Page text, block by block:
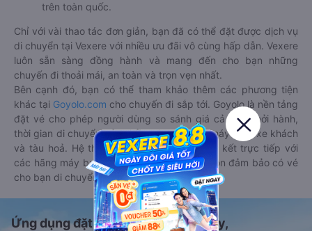
trên toàn quốc.
Chỉ với vài thao tác đơn giản, bạn đã có thể đặt được dịch vụ
di chuyển tại Vexere với nhiều ưu đãi vô cùng hấp dẫn. Vexere
luôn sẵn sàng đồng hành và mang đến cho bạn những
chuyến đi thoải mái, an toàn và trọn vẹn nhất.
Bên cạnh đó, bạn có thể tham khảo thêm các phương tiện
khác tại Goyolo.com cho chuyến đi sắp tới. Goyolo là nền tảng
đặt vé cho phép người dùng so sánh giá cả, giờ khởi hành,
thời gian di chuyển của nhiều phương tiện máy bay, xe khách
và tàu hoả. Hệ thống của Goyolo được liên kết trực tiếp với
các hãng máy bay, xe khách và tàu hoả, luôn đảm bảo có vé
cho bạn di chuyển.
Ứng dụng đặt vé Xe khách, Máy bay,